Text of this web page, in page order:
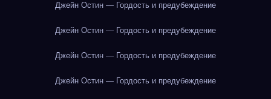
Джейн Остин — Гордость и предубеждение
Джейн Остин — Гордость и предубеждение
Джейн Остин — Гордость и предубеждение
Джейн Остин — Гордость и предубеждение